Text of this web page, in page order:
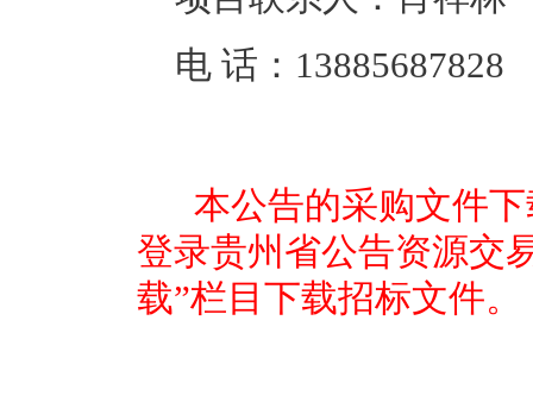
电 话： 13885687828
本公告的采购文件下
登录贵州省公告资源交
载”栏目下载招标文件。